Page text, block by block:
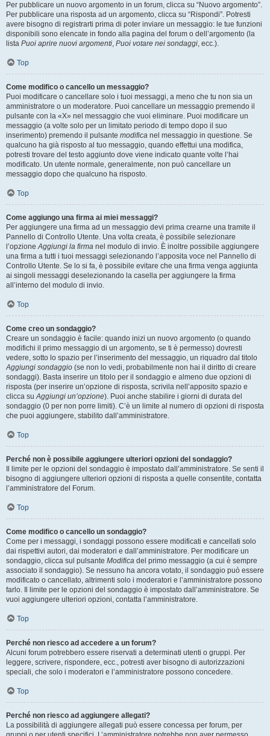
Per pubblicare un nuovo argomento in un forum, clicca su “Nuovo argomento”.
Per pubblicare una risposta ad un argomento, clicca su “Rispondi”. Potresti
avere bisogno di registrarti prima di poter inviare un messaggio: le tue funzioni
disponibili sono elencate in fondo alla pagina del forum o dell’argomento (la
lista Puoi aprire nuovi argomenti, Puoi votare nei sondaggi, ecc.).
Top
Come modifico o cancello un messaggio?
Puoi modificare o cancellare solo i tuoi messaggi, a meno che tu non sia un
amministratore o un moderatore. Puoi cancellare un messaggio premendo il
pulsante con la «X» nel messaggio che vuoi eliminare. Puoi modificare un
messaggio (a volte solo per un limitato periodo di tempo dopo il suo
inserimento) premendo il pulsante modifica nel messaggio in questione. Se
qualcuno ha già risposto al tuo messaggio, quando effettui una modifica,
potresti trovare del testo aggiunto dove viene indicato quante volte l’hai
modificato. Un utente normale, generalmente, non può cancellare un
messaggio dopo che qualcuno ha risposto.
Top
Come aggiungo una firma ai miei messaggi?
Per aggiungere una firma ad un messaggio devi prima crearne una tramite il
Pannello di Controllo Utente. Una volta creata, è possibile selezionare
l’opzioneAggiungi la firma nel modulo di invio. È inoltre possibile aggiungere
una firma a tutti i tuoi messaggi selezionando l’apposita voce nel Pannello di
Controllo Utente. Se lo si fa, è possibile evitare che una firma venga aggiunta
ai singoli messaggi deselezionando la casella per aggiungere la firma
all’interno del modulo di invio.
Top
Come creo un sondaggio?
Creare un sondaggio è facile: quando inizi un nuovo argomento (o quando
modifichi il primo messaggio di un argomento, se ti è permesso) dovresti
vedere, sotto lo spazio per l’inserimento del messaggio, un riquadro dal titolo
Aggiungi sondaggio (se non lo vedi, probabilmente non hai il diritto di creare
sondaggi). Basta inserire un titolo per il sondaggio e almeno due opzioni di
risposta (per inserire un’opzione di risposta, scrivila nell’apposito spazio e
clicca suAggiungi un’opzione). Puoi anche stabilire i giorni di durata del
sondaggio (0 per non porre limiti). C’è un limite al numero di opzioni di risposta
che puoi aggiungere, stabilito dall’amministratore.
Top
Perché non è possibile aggiungere ulteriori opzioni del sondaggio?
Il limite per le opzioni del sondaggio è impostato dall’amministratore. Se senti il
bisogno di aggiungere ulteriori opzioni di risposta a quelle consentite, contatta
l’amministratore del Forum.
Top
Come modifico o cancello un sondaggio?
Come per i messaggi, i sondaggi possono essere modificati e cancellati solo
dai rispettivi autori, dai moderatori e dall’amministratore. Per modificare un
sondaggio, clicca sul pulsante Modifica del primo messaggio (a cui è sempre
associato il sondaggio). Se nessuno ha ancora votato, il sondaggio può essere
modificato o cancellato, altrimenti solo i moderatori e l’amministratore possono
farlo. Il limite per le opzioni del sondaggio è impostato dall’amministratore. Se
vuoi aggiungere ulteriori opzioni, contatta l’amministratore.
Top
Perché non riesco ad accedere a un forum?
Alcuni forum potrebbero essere riservati a determinati utenti o gruppi. Per
leggere, scrivere, rispondere, ecc., potresti aver bisogno di autorizzazioni
speciali, che solo i moderatori e l’amministratore possono concedere.
Top
Perché non riesco ad aggiungere allegati?
La possibilità di aggiungere allegati può essere concessa per forum, per